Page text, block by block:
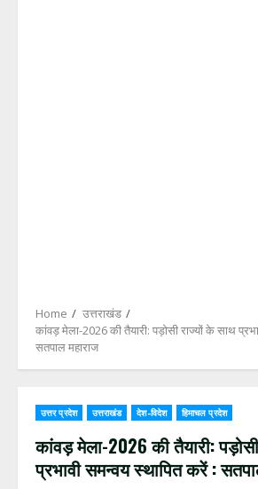
Home
उत्तराखंड
कांवड़ मेला-2026 की तैयारी: पड़ोसी राज्यों के साथ
सतपाल महाराज
उत्तर प्रदेश उत्तराखंड देश-विदेश हिमाचल प्रदेश
कांवड़ मेला-2026 की तैयारी:
प्रभावी समन्वय स्थापित करें :